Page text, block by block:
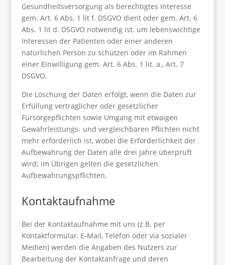
Gesundheitsversorgung als berechtigtes Interesse
gem. Art. 6 Abs. 1 lit f. DSGVO dient oder gem. Art. 6
Abs. 1 lit d. DSGVO notwendig ist. um lebenswichtige
Interessen der Patienten oder einer anderen
natürlichen Person zu schützen oder im Rahmen
einer Einwilligung gem. Art. 6 Abs. 1 lit. a., Art. 7
DSGVO.
Die Löschung der Daten erfolgt, wenn die Daten zur
Erfüllung vertraglicher oder gesetzlicher
Fürsorgepflichten sowie Umgang mit etwaigen
Gewährleistungs- und vergleichbaren Pflichten nicht
mehr erforderlich ist, wobei die Erforderlichkeit der
Aufbewahrung der Daten alle drei Jahre überprüft
wird; im Übrigen gelten die gesetzlichen
Aufbewahrungspflichten.
Kontaktaufnahme
Bei der Kontaktaufnahme mit uns (z.B. per
Kontaktformular, E-Mail, Telefon oder via sozialer
Medien) werden die Angaben des Nutzers zur
Bearbeitung der Kontaktanfrage und deren